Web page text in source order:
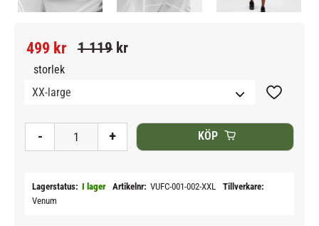
Nedsatt pris:
499 kr Ordinarie pris:
1 119 kr
storlek
+
- KÖP
Lägg till
Lagerstatus I lager Artikelnr VUFC-001-002-XXL
Tillverkare
Venum